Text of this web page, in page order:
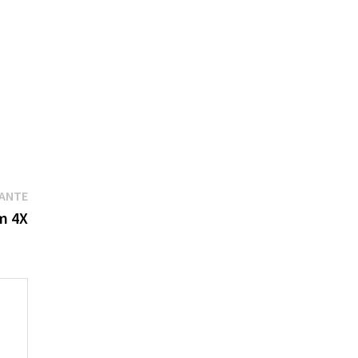
Publication
suivante :
4X